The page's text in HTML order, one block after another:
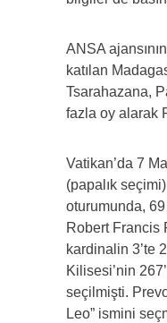
ANSA
katılan
Tsarahazana,
fazla oy alarak
Vatikan’da 7
(papalık
oturumunda, 69
Robert Francis
kardinalin 3’te
Kilisesi’nin
seçilmişti.
Leo” ismini